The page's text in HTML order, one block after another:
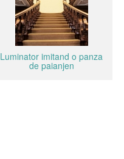
Luminator imitand o panza
de paianjen